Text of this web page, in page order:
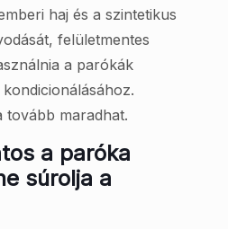
haj és a szintetikus
felületmentes
a parókák
tovább maradhat.
a paróka
súrolja a